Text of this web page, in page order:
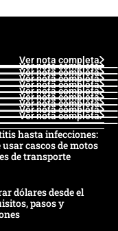
Ver nota completa
Ver nota completa
Ver nota completa
Ver nota completa
Ver nota completa
Ver nota completa
Ver nota completa
Ver nota completa
Ver nota completa
Ver nota completa
hasta infecciones:
usar cascos de motos
de transporte
dólares desde el
pasos y